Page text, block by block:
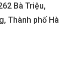
Bà Triệu,
Thành phố Hà